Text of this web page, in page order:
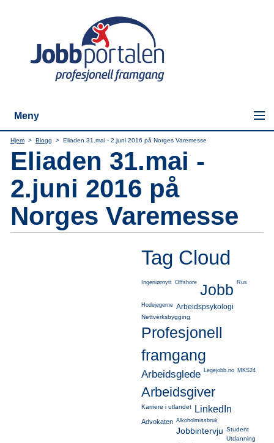
Meny
Hjem > Blogg > Eliaden 31.mai - 2.juni 2016 på Norges Varemesse
Eliaden 31.mai -
2.juni 2016 på
Norges Varemesse
Tag Cloud
Ingeniørnytt Offshore Jobb Rus
Hodejegerne Arbeidspsykologi
Nettverksbygging
Profesjonell
framgang
Arbeidsglede Legejobb.no MKS24
Arbeidsgiver
Karriere i utlandet LinkedIn
Advokaten Alkoholmissbruk
Jobbintervju Student
Utdanning